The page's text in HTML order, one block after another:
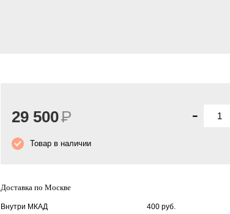
-
29 500Р
Товар в наличии
Доставка по Москве
Внутри МКАД 400 руб.